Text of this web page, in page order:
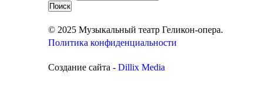
© 2025 Музыкальный театр Геликон-опера.
Политика конфиденциальности
Создание сайта - Dillix Media